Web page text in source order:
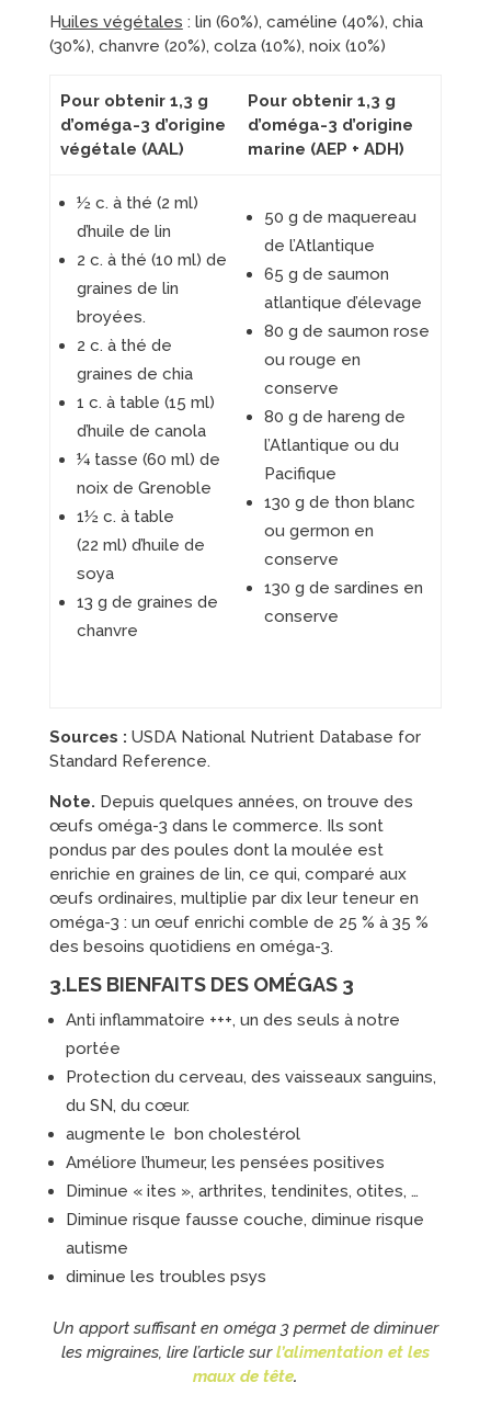
Huiles végétales : lin (60%), caméline (40%), chia
(30%), chanvre (20%), colza (10%), noix (10%)
Pour obtenir 1,3 g
d’oméga-3 d’origine
végétale (AAL)
Pour obtenir 1,3 g
d’oméga-3 d’origine
marine (AEP + ADH)
½ c. à thé (2 ml)
d’huile de lin
2 c. à thé (10 ml) de
graines de lin
broyées.
2 c. à thé de
graines de chia
1 c. à table (15 ml)
d’huile de canola
¼ tasse (60 ml) de
noix de Grenoble
1½ c. à table
(22 ml) d’huile de
soya
13 g de graines de
chanvre
50 g de maquereau
de l’Atlantique
65 g de saumon
atlantique d’élevage
80 g de saumon rose
ou rouge en
conserve
80 g de hareng de
l’Atlantique ou du
Pacifique
130 g de thon blanc
ou germon en
conserve
130 g de sardines en
conserve
Sources : USDA National Nutrient Database for
Standard Reference.
Note. Depuis quelques années, on trouve des
œufs oméga-3 dans le commerce. Ils sont
pondus par des poules dont la moulée est
enrichie en graines de lin, ce qui, comparé aux
œufs ordinaires, multiplie par dix leur teneur en
oméga-3 : un œuf enrichi comble de 25 % à 35 %
des besoins quotidiens en oméga-3.
3.LES BIENFAITS DES OMÉGAS 3
Anti inflammatoire +++, un des seuls à notre
portée
Protection du cerveau, des vaisseaux sanguins,
du SN, du cœur.
augmente le bon cholestérol
Améliore l’humeur, les pensées positives
Diminue « ites », arthrites, tendinites, otites, …
Diminue risque fausse couche, diminue risque
autisme
diminue les troubles psys
Un apport suffisant en oméga 3 permet de diminuer
les migraines, lire l’article surl’alimentation et les
maux de tête.